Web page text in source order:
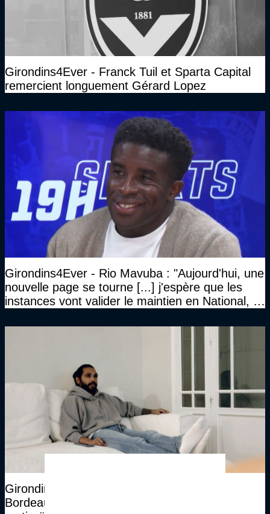
Girondins4Ever - Franck Tuil et Sparta Capital
remercient longuement Gérard Lopez
Girondins4Ever - Rio Mavuba : "Aujourd'hui, une
nouvelle page se tourne [...] j'espère que les
instances vont valider le maintien en National, et
haut niveau"
Girondins4Ever - Benoit Trémoulinas : "A
Bordeaux, j’ai juste fait une infiltration de